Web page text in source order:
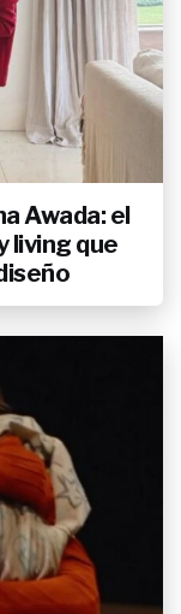
Awada: el
living que